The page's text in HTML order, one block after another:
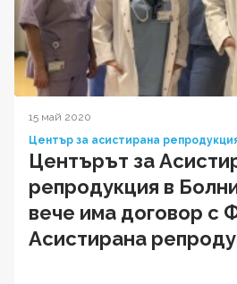
15 май 2020
Център за асистирана
Центърът за
репродукция в
вече има договор с
Асистирана